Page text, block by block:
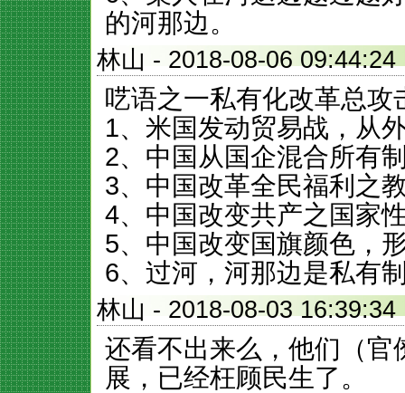
的河那边。
林山 - 2018-08-06
呓语之一私有化改革总攻
1、米国发动贸易战，从
2、中国从国企混合所有
3、中国改革全民福利之
4、中国改变共产之国家
5、中国改变国旗颜色，
6、过河，河那边是私有
林山 - 2018-08-03
还看不出来么，他们（
展，已经枉顾民生了。